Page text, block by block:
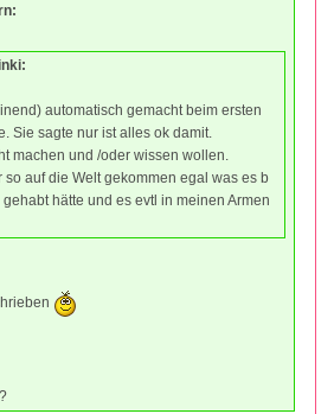
automatisch gemacht beim ersten
Sie sagte nur ist alles ok damit.
machen und /oder wissen wollen.
so auf die Welt gekommen egal was es b
hätte und es evtl in meinen Armen